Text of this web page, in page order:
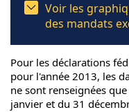
Voir les
des mandats
Pour les déclarations
pour l'année 2013, les
ne sont renseignées
janvier et du 31